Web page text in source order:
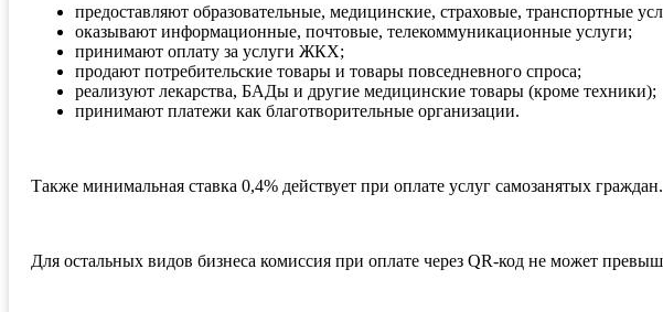
предоставляют образовательные, медицинские, страховые, транспортные
оказывают информационные, почтовые, телекоммуникационные услуги;
принимают оплату за услуги ЖКХ;
продают потребительские товары и товары повседневного спроса;
реализуют лекарства, БАДы и другие медицинские товары (кроме техники);
принимают платежи как благотворительные организации.
Также минимальная ставка 0,4% действует при оплате услуг самозанятых граждан.
Для остальных видов бизнеса комиссия при оплате через QR-код не может